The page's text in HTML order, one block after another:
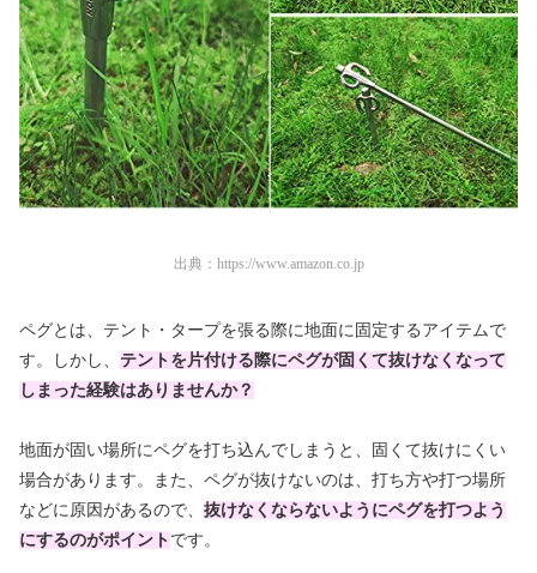
出典： https://www.amazon.co.jp
ペグとは、テント・タープを張る際に地面に固定するアイテムで
す。しかし、 テントを片付ける際にペグが固くて抜けなくなって
しまった経験はありませんか？
地面が固い場所にペグを打ち込んでしまうと、固くて抜けにくい
場合があります。また、ペグが抜けないのは、打ち方や打つ場所
などに原因があるので、 抜けなくならないようにペグを打つよう
にするのがポイント です。